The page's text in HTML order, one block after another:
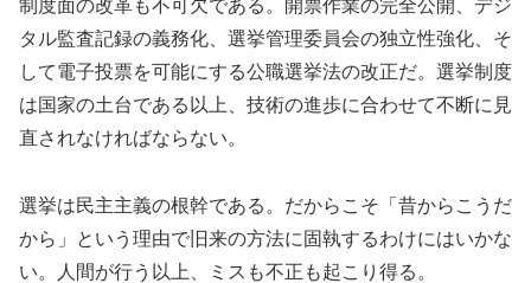
制度面の改革も不可欠である。開票作業の完全公開、デジ
タル監査記録の義務化、選挙管理委員会の独立性強化、そ
して電子投票を可能にする公職選挙法の改正だ。選挙制度
は国家の土台である以上、技術の進歩に合わせて不断に見
直されなければならない。
選挙は民主主義の根幹である。だからこそ「昔からこうだ
から」という理由で旧来の方法に固執するわけにはいかな
い。人間が行う以上、ミスも不正も起こり得る。